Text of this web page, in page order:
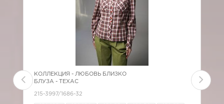
КОЛЛЕКЦИЯ - ЛЮБОВЬ БЛИЗКО
БЛУЗА - ТЕХАС
215-3997/1686-32